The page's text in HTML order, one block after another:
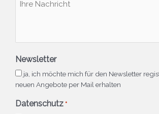
Nachricht
Newsletter
ja, ich möchte mich für den Newsletter
neuen Angebote per Mail erhalten
Datenschutz *